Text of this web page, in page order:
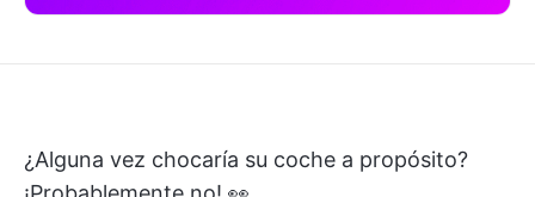
¿Alguna vez chocaría su coche a propósito?